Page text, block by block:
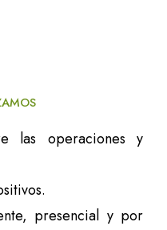
las operaciones y
presencial y por